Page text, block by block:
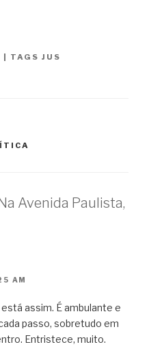
| TAGS JUS
Avenida Paulista,
AM
assim. É ambulante e
passo, sobretudo em
Entristece, muito.